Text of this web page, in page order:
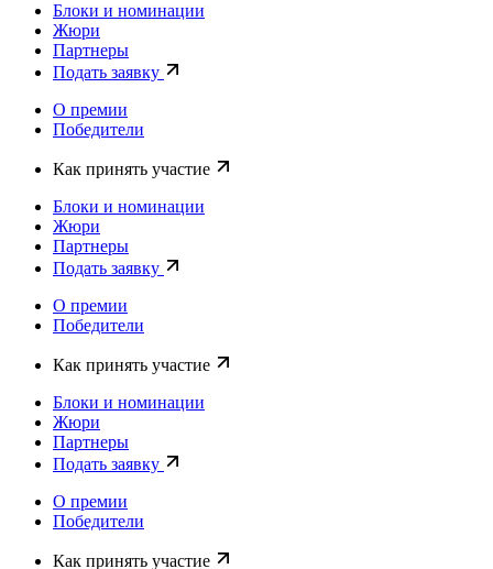
Блоки и номинации
Жюри
Партнеры
Подать заявку
О премии
Победители
Как принять участие
Блоки и номинации
Жюри
Партнеры
Подать заявку
О премии
Победители
Как принять участие
Блоки и номинации
Жюри
Партнеры
Подать заявку
О премии
Победители
Как принять участие